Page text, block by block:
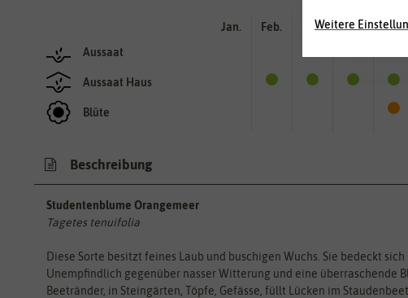
Aussaat
Aussaat Haus
Blüte
Jan. Feb. Mär. Apr. Mai
Beschreibung
Studentenblume Orangemeer
Tagetes tenuifolia
Diese Sorte besitzt feines Laub und buschigen Wuchs. Sie bedeckt
Unempfindlich gegenüber nasser Witterung und eine überraschende
Beetränder, in Steingärten, Töpfe, Gefässe, füllt Lücken im
Weitere